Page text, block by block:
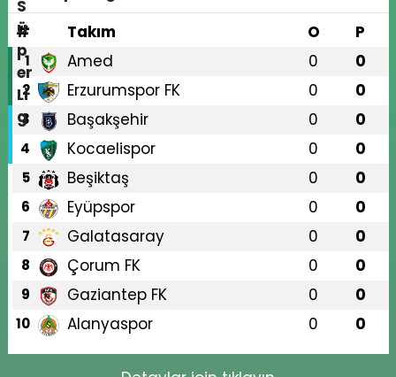
#
Takım O P
1 Amed 0 0
2 Erzurumspor FK 0 0
3 Başakşehir 0 0
4 Kocaelispor 0 0
5 Beşiktaş 0 0
6 Eyüpspor 0 0
7 Galatasaray 0 0
8 Çorum FK 0 0
9 Gaziantep FK 0 0
10 Alanyaspor 0 0